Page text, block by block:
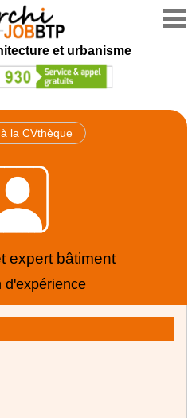
et urbanisme
la CVthèque
expert bâtiment
d'expérience